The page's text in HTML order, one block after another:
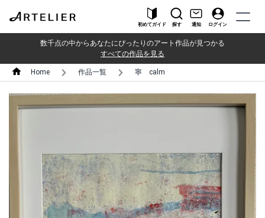
初めてガイド 探す 通知 ログイン
数千点の中からあなたにぴったりのアート作品が見つかる
すべての作品を見る
Home 作品一覧 寧 calm